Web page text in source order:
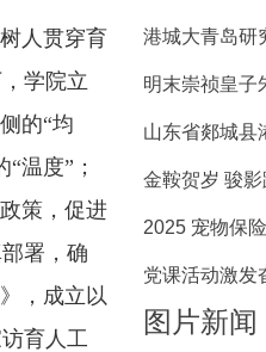
人贯穿育
学院立
的“均
温度”；
策，促进
署，确
，成立以
育人工
港城大青岛研
明末崇祯皇子
山东省郯城县
金鞍贺岁 骏
2025 宠物保
党课活动激发
图片新闻